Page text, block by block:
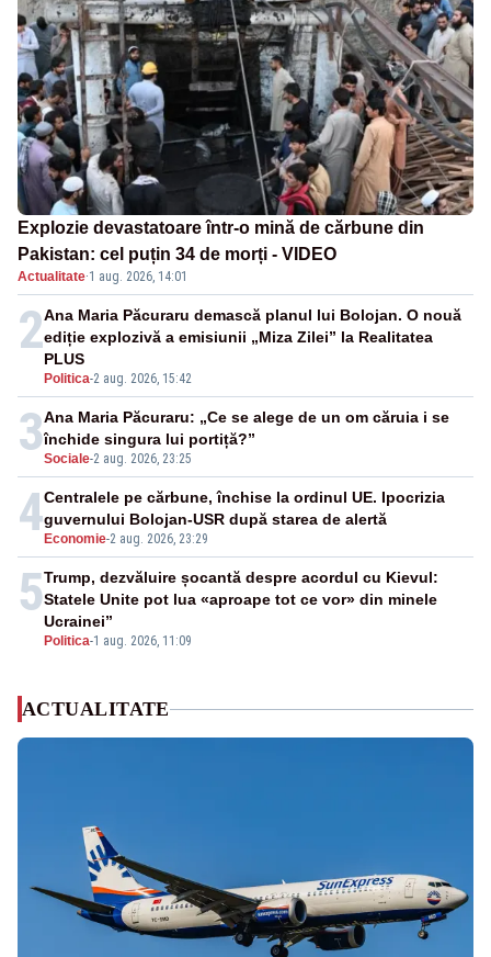
Explozie devastatoare într-o mină de cărbune din
Pakistan: cel puțin 34 de morți - VIDEO
Actualitate·1 aug. 2026, 14:01
2
Politica-2 aug. 2026, 15:42
Ana Maria Păcuraru demască planul lui Bolojan. O nouă
ediție explozivă a emisiunii „Miza Zilei” la Realitatea
PLUS
3Sociale-2 aug. 2026, 23:25
Ana Maria Păcuraru: „Ce se alege de un om căruia i se
închide singura lui portiță?”
4 Economie-2 aug. 2026, 23:29
Centralele pe cărbune, închise la ordinul UE. Ipocrizia
guvernului Bolojan-USR după starea de alertă
5
Politica-1 aug. 2026, 11:09
Trump, dezvăluire șocantă despre acordul cu Kievul:
Statele Unite pot lua «aproape tot ce vor» din minele
Ucrainei”
ACTUALITATE